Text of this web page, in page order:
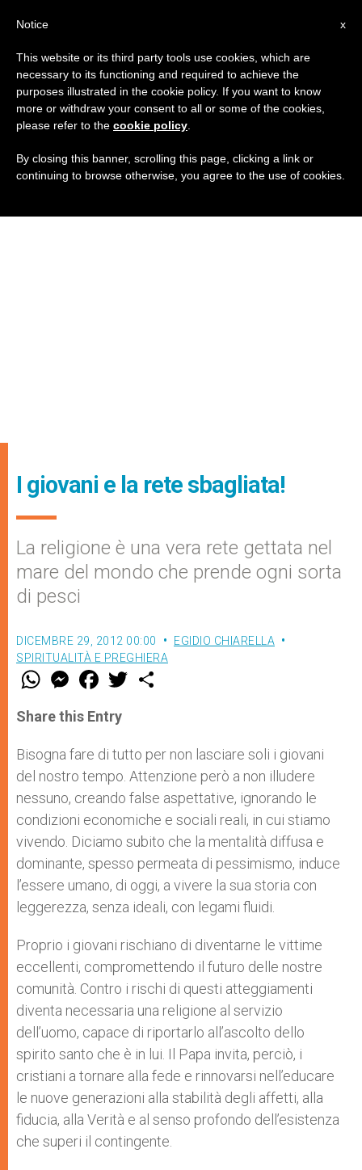
I giovani e la rete sbagliata!
La religione è una vera rete gettata nel
mare del mondo che prende ogni sorta
di pesci
DICEMBRE 29, 2012 00:00
EGIDIO CHIARELLA
SPIRITUALITÀ E PREGHIERA
W
t
s
p
p
M
e
s
e
g
e
r
F
a
e
b
o
k
w
r
Share this Entry
Bisogna fare di tutto per non lasciare soli i giovani
del nostro tempo. Attenzione però a non illudere
nessuno, creando false aspettative, ignorando le
condizioni economiche e sociali reali, in cui stiamo
vivendo. Diciamo subito che la mentalità diffusa e
dominante, spesso permeata di pessimismo, induce
l’essere umano, di oggi, a vivere la sua storia con
leggerezza, senza ideali, con legami fluidi.
Proprio i giovani rischiano di diventarne le vittime
eccellenti, compromettendo il futuro delle nostre
comunità. Contro i rischi di questi atteggiamenti
diventa necessaria una religione al servizio
dell’uomo, capace di riportarlo all’ascolto dello
spirito santo che è in lui. Il Papa invita, perciò, i
cristiani a tornare alla fede e rinnovarsi nell’educare
le nuove generazioni alla stabilità degli affetti, alla
fiducia, alla Verità e al senso profondo dell’esistenza
che superi il contingente.
x
Notice
This website or its third party tools use cookies, which are
necessary to its functioning and required to achieve the
purposes illustrated in the cookie policy. If you want to know
more or withdraw your consent to all or some of the cookies,
please refer to the cookie policy
By closing this banner, scrolling this page, clicking a link or
continuing to browse otherwise, you agree to the use of cookies.